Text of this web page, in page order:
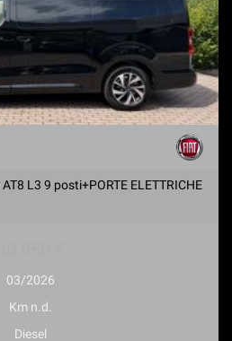
L3 9 posti+PORTE ELETTRICHE
03/2026
Km n.d.
Diesel